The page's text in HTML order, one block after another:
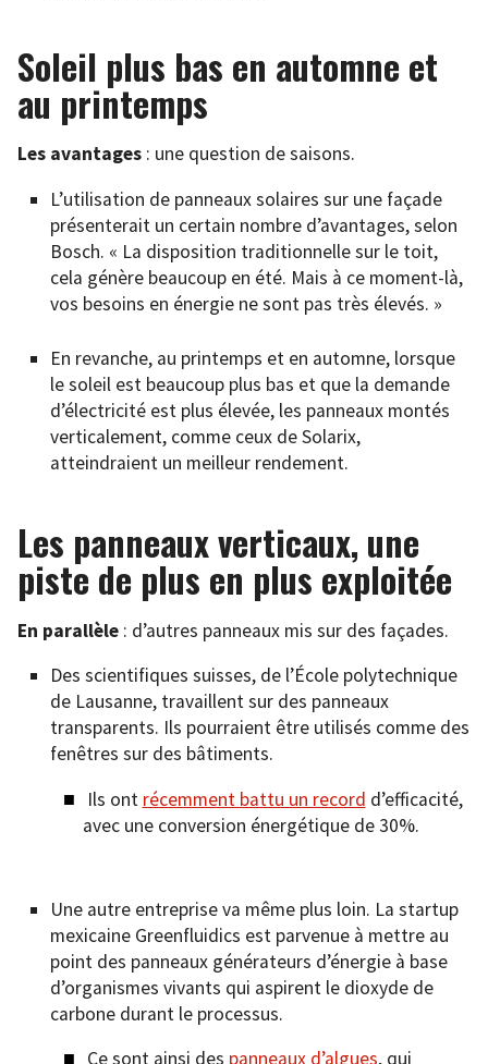
Soleil plus bas en automne et
au printemps
Les avantages : une question de saisons.
L’utilisation de panneaux solaires sur une façade
présenterait un certain nombre d’avantages, selon
Bosch. « La disposition traditionnelle sur le toit,
cela génère beaucoup en été. Mais à ce moment-là,
vos besoins en énergie ne sont pas très élevés. »
En revanche, au printemps et en automne, lorsque
le soleil est beaucoup plus bas et que la demande
d’électricité est plus élevée, les panneaux montés
verticalement, comme ceux de Solarix,
atteindraient un meilleur rendement.
Les panneaux verticaux, une
piste de plus en plus exploitée
En parallèle : d’autres panneaux mis sur des façades.
Des scientifiques suisses, de l’École polytechnique
de Lausanne, travaillent sur des panneaux
transparents. Ils pourraient être utilisés comme des
fenêtres sur des bâtiments.
Ils ont récemment battu un record d’efficacité,
avec une conversion énergétique de 30%.
Une autre entreprise va même plus loin. La startup
mexicaine Greenfluidics est parvenue à mettre au
point des panneaux générateurs d’énergie à base
d’organismes vivants qui aspirent le dioxyde de
carbone durant le processus.
Ce sont ainsi des panneaux d’algues, qui